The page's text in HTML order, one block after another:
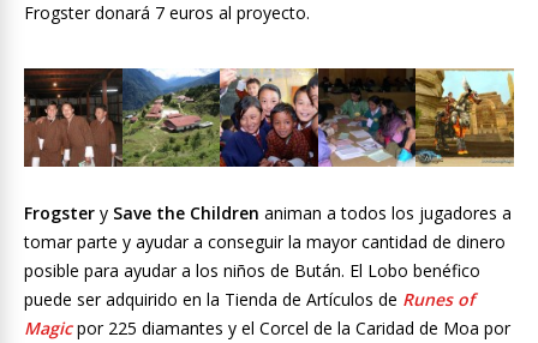
Frogster donará 7 euros al proyecto.
Frogster y Save the Children animan a todos los jugadores a
tomar parte y ayudar a conseguir la mayor cantidad de dinero
posible para ayudar a los niños de Bután. El Lobo benéfico
puede ser adquirido en la Tienda de Artículos de Runes of
Magicpor 225 diamantes y el Corcel de la Caridad de Moa por